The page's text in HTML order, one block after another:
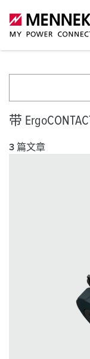
带
3 篇文章